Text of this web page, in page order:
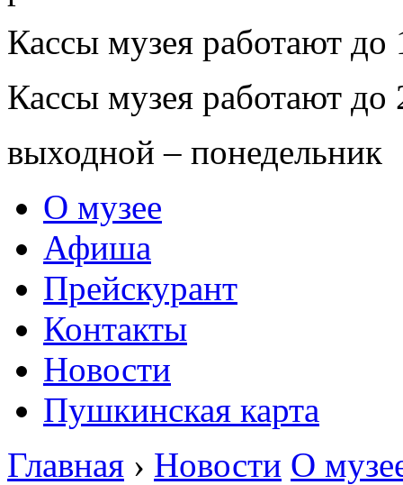
Кассы музея работают до
Кассы музея работают
выходной – понедельник
О музее
Афиша
Прейскурант
Контакты
Новости
Пушкинская карта
Главная › Новости О